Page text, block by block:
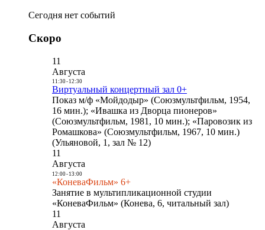
Сегодня нет событий
Скоро
11
Августа
11:30- 12:30
Виртуальный концертный зал 0+
Показ м/ф «Мойдодыр» (Союзмультфильм, 1954,
16 мин.); «Ивашка из Дворца пионеров»
(Союзмультфильм, 1981, 10 мин.); «Паровозик из
Ромашкова» (Союзмультфильм, 1967, 10 мин.)
(Ульяновой, 1, зал № 12)
11
Августа
12:00- 13:00
«КоневаФильм» 6+
Занятие в мультипликационной студии
«КоневаФильм» (Конева, 6, читальный зал)
11
Августа